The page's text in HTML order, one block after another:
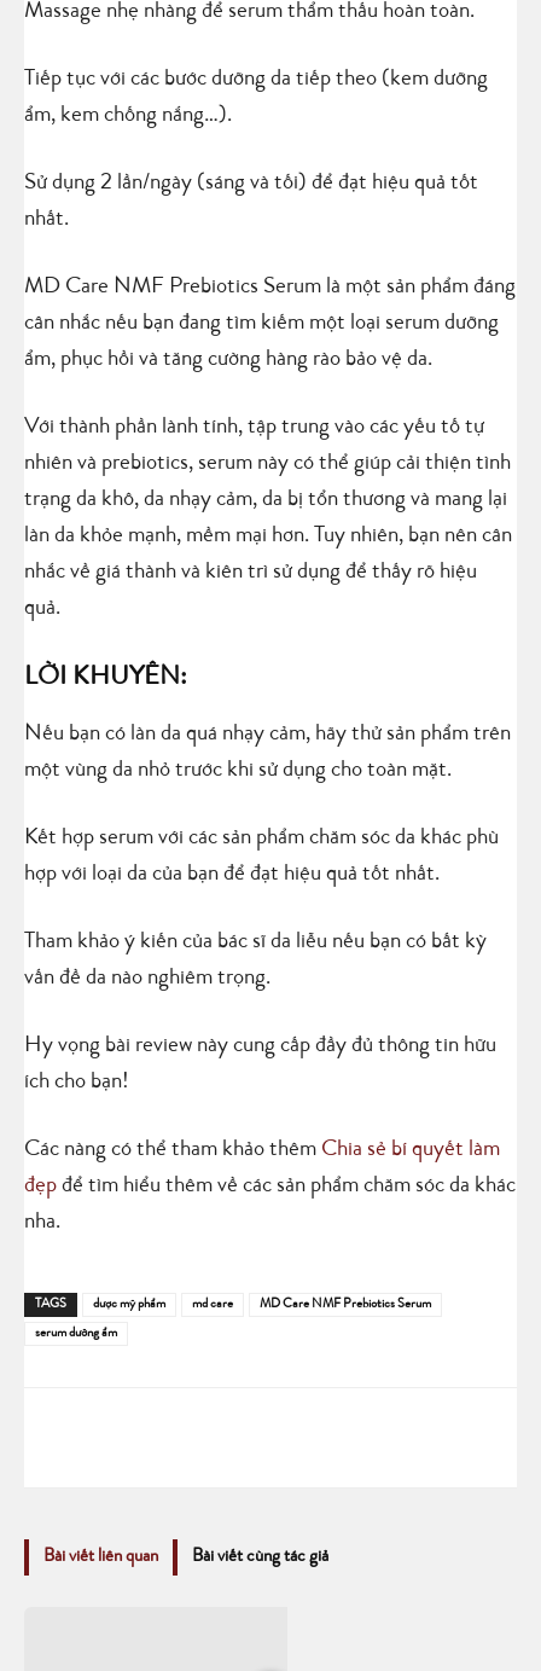
Massage nhẹ nhàng để serum thẩm thấu hoàn toàn.
Tiếp tục với các bước dưỡng da tiếp theo (kem dưỡng
ẩm, kem chống nắng…).
Sử dụng 2 lần/ngày (sáng và tối) để đạt hiệu quả tốt
nhất.
MD Care NMF Prebiotics Serum là một sản phẩm đáng
cân nhắc nếu bạn đang tìm kiếm một loại serum dưỡng
ẩm, phục hồi và tăng cường hàng rào bảo vệ da.
Với thành phần lành tính, tập trung vào các yếu tố tự
nhiên và prebiotics, serum này có thể giúp cải thiện tình
trạng da khô, da nhạy cảm, da bị tổn thương và mang lại
làn da khỏe mạnh, mềm mại hơn. Tuy nhiên, bạn nên cân
nhắc về giá thành và kiên trì sử dụng để thấy rõ hiệu
quả.
LỜI KHUYÊN:
Nếu bạn có làn da quá nhạy cảm, hãy thử sản phẩm trên
một vùng da nhỏ trước khi sử dụng cho toàn mặt.
Kết hợp serum với các sản phẩm chăm sóc da khác phù
hợp với loại da của bạn để đạt hiệu quả tốt nhất.
Tham khảo ý kiến của bác sĩ da liễu nếu bạn có bất kỳ
vấn đề da nào nghiêm trọng.
Hy vọng bài review này cung cấp đầy đủ thông tin hữu
ích cho bạn!
Các nàng có thể tham khảo thêm Chia sẻ bí quyết làm
đẹp để tìm hiểu thêm về các sản phẩm chăm sóc da khác
nha.
TAGS dược mỹ phẩm md care MD Care NMF Prebiotics Serum
serum dưỡng ẩm
Bài viết liên quan Bài viết cùng tác giả